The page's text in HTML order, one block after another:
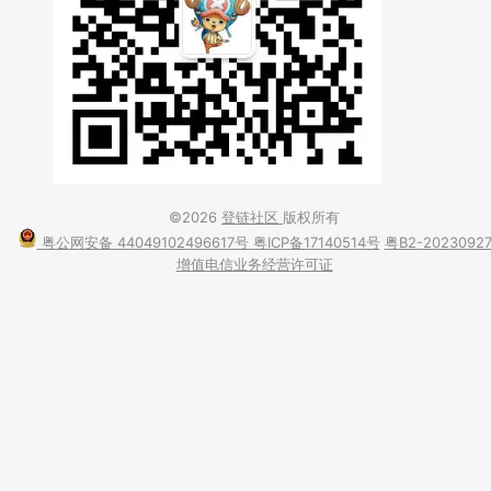
©2026 登链社区 版权所有
粤公网安备 44049102496617号 粤ICP备17140514号 粤B2-20230927
增值电信业务经营许可证